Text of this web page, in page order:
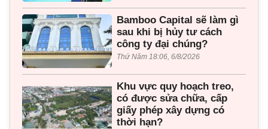
Bamboo Capital sẽ làm gì
sau khi bị hủy tư cách
công ty đại chúng?
Thứ Năm 18:06, 6/8/2026
Khu vực quy hoạch treo,
có được sửa chữa, cấp
giấy phép xây dựng có
thời hạn?